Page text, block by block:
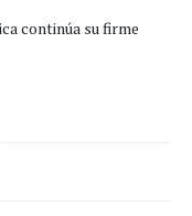
continúa su firme